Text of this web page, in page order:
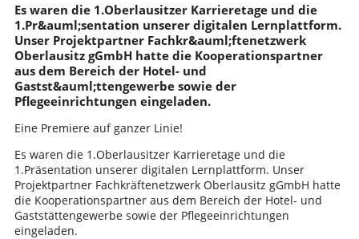
Es waren die 1.Oberlausitzer Karrieretage und die
1.Pr&auml;sentation unserer digitalen Lernplattform.
Unser Projektpartner Fachkr&auml;ftenetzwerk
Oberlausitz gGmbH hatte die Kooperationspartner
aus dem Bereich der Hotel- und
Gastst&auml;ttengewerbe sowie der
Pflegeeinrichtungen eingeladen.
Eine Premiere auf ganzer Linie!
Es waren die 1.Oberlausitzer Karrieretage und die
1.Präsentation unserer digitalen Lernplattform. Unser
Projektpartner Fachkräftenetzwerk Oberlausitz gGmbH hatte
die Kooperationspartner aus dem Bereich der Hotel- und
Gaststättengewerbe sowie der Pflegeeinrichtungen
eingeladen.